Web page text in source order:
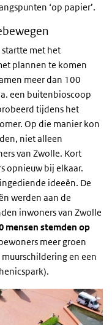
‘op papier’.
startte met het
plannen te komen
meer dan 100
een buitenbioscoop
tijdens het
Op die manier kon
niet alleen
van Zwolle. Kort
opnieuw bij elkaar.
ideeën. De
werden aan de
inwoners van Zwolle
mensen stemden op
meer groen
en een